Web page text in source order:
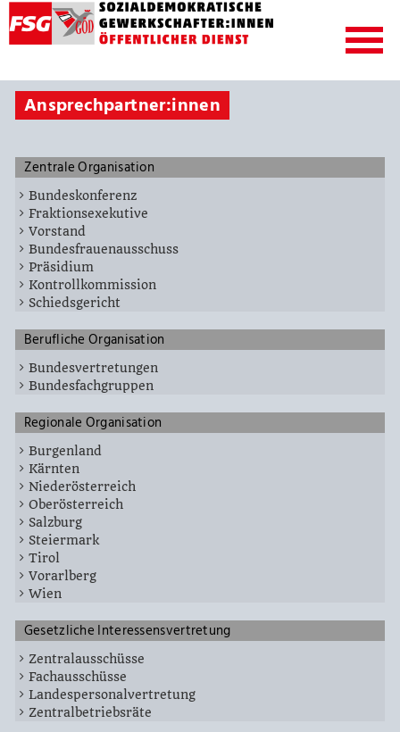
Ansprechpartner:innen
Zentrale Organisation
Bundeskonferenz
Fraktionsexekutive
Vorstand
Bundesfrauenausschuss
Präsidium
Kontrollkommission
Schiedsgericht
Berufliche Organisation
Bundesvertretungen
Bundesfachgruppen
Regionale Organisation
Burgenland
Kärnten
Niederösterreich
Oberösterreich
Salzburg
Steiermark
Tirol
Vorarlberg
Wien
Gesetzliche Interessensvertretung
Zentralausschüsse
Fachausschüsse
Landespersonalvertretung
Zentralbetriebsräte